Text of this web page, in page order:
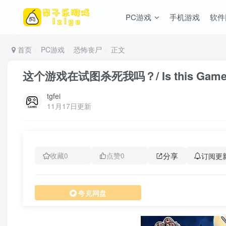
PC游戏 手机游戏 软
首页 PC游戏 恐怖丧尸 正文
这个游戏在试图杀死我吗？/ Is this
tgfei
11月17日更新
收藏0 点赞0 分享 订阅更
夸克网盘